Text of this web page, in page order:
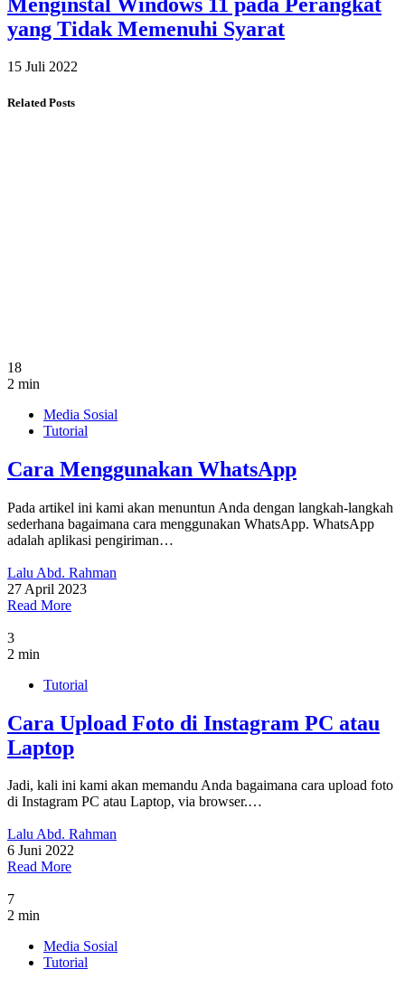
yang Tidak Memenuhi Syarat
15 Juli 2022
Related Posts
18
2 min
Media Sosial
Tutorial
Cara Menggunakan WhatsApp
Pada artikel ini kami akan menuntun Anda dengan langkah-langkah
sederhana bagaimana cara menggunakan WhatsApp. WhatsApp
adalah aplikasi pengiriman…
Lalu Abd. Rahman
27 April 2023
Read More
3
2 min
Tutorial
Cara Upload Foto di Instagram PC atau
Laptop
Jadi, kali ini kami akan memandu Anda bagaimana cara upload foto
di Instagram PC atau Laptop, via browser.…
Lalu Abd. Rahman
6 Juni 2022
Read More
7
2 min
Media Sosial
Tutorial